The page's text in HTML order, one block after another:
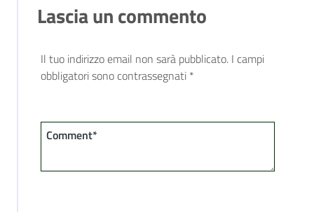
Lascia un commento
Il tuo indirizzo email non sarà pubblicato. I campi
obbligatori sono contrassegnati *
Comment*